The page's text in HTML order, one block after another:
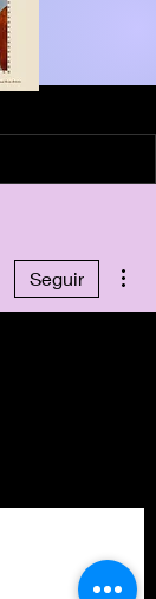
Seguir